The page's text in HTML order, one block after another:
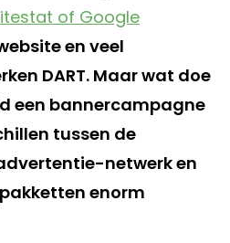
of Google
en veel
DART. Maar wat doe
een bannercampagne
tussen de
netwerk en
enorm